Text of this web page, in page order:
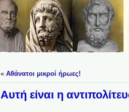
« Αθάνατοι μικροί ήρωες!
Αυτή είναι η